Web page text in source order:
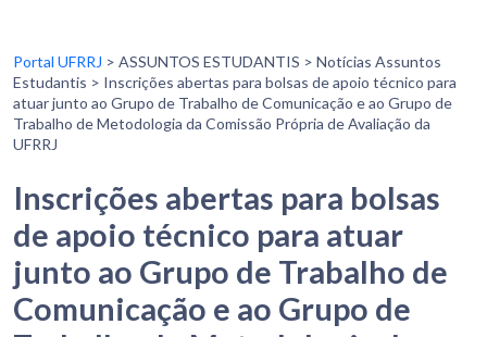
Portal UFRRJ > ASSUNTOS ESTUDANTIS > Notícias Assuntos
Estudantis > Inscrições abertas para bolsas de apoio técnico para
atuar junto ao Grupo de Trabalho de Comunicação e ao Grupo de
Trabalho de Metodologia da Comissão Própria de Avaliação da
UFRRJ
Inscrições abertas para bolsas
de apoio técnico para atuar
junto ao Grupo de Trabalho de
Comunicação e ao Grupo de